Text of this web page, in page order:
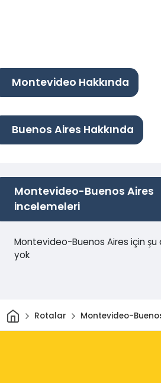
Montevideo Hakkında
Buenos Aires Hakkında
Montevideo-Buenos Aires
incelemeleri
Montevideo-Buenos Aires için
yok
Ev Rotalar Montevideo-